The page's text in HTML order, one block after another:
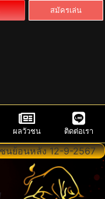
สมัครเล่น
ผลวัวชน ติดต่อเรา
นย้อนหลัง 12-9-2567